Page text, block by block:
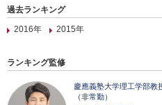
過去ランキング
2016年
2015年
ランキング監修
慶應義塾大学理工学部教
（非常勤）